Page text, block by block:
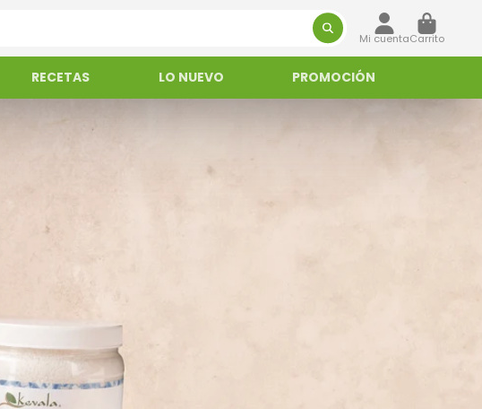
Mi cuentaCarrito
RECETAS LO NUEVO PROMOCIÓN